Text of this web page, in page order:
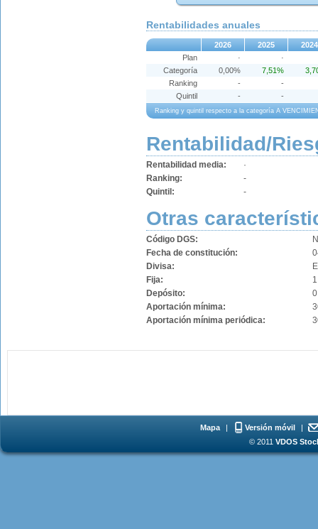
Rentabilidades anuales
2026 2025 2024
Ranking y quintil respecto a la categoría A
Plan ·
·
Categoría
0,00% 7,51%
Ranking
-
-
Quintil
- -
Rentabilidad/
Rentabilidad media:
·
Ranking:
-
Quintil:
-
Otras
Código DGS:
Fecha de constitución:
Divisa:
Fija:
Depósito:
Aportación mínima:
Aportación mínima periódica:
Mapa | Versión móvil
|
© 2011 VDOS